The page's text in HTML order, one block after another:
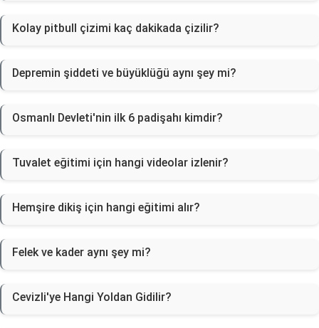
Kolay pitbull çizimi kaç dakikada çizilir?
Depremin şiddeti ve büyüklüğü aynı şey mi?
Osmanlı Devleti'nin ilk 6 padişahı kimdir?
Tuvalet eğitimi için hangi videolar izlenir?
Hemşire dikiş için hangi eğitimi alır?
Felek ve kader aynı şey mi?
Cevizli'ye Hangi Yoldan Gidilir?